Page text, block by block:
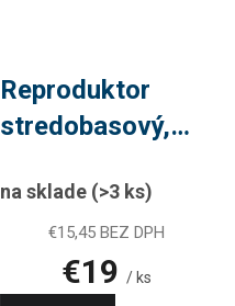
Reproduktor
stredobasový,
40W, 8 Ohm, PLU
RE207
na sklade (>3 ks)
€15,45 BEZ DPH
€19 / ks